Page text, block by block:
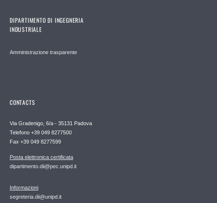
DIPARTIMENTO DI INGEGNERIA
INDUSTRIALE
Amministrazione trasparente
CONTACTS
Via Gradenigo, 6/a - 35131 Padova
Telefono +39 049 8277500
Fax +39 049 8277599
Posta elettronica certificata
dipartimento.dii@pec.unipd.it
Informazioni
segreteria.dii@unipd.it